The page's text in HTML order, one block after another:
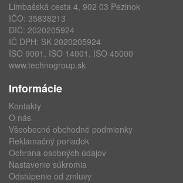
Limbašská cesta 4, 902 03 Pezinok
IČO: 35838213
DIČ: 2020205924
IČ DPH: SK 2020205924
ISO 9001, ISO 14001, ISO 45000
www.technogroup.sk
Informácie
Kontakty
O nás
Všeobecné obchodné podmienky
Reklamačný poriadok
Ochrana osobných údajov
Nastavenie súkromia
Odstúpenie od zmluvy